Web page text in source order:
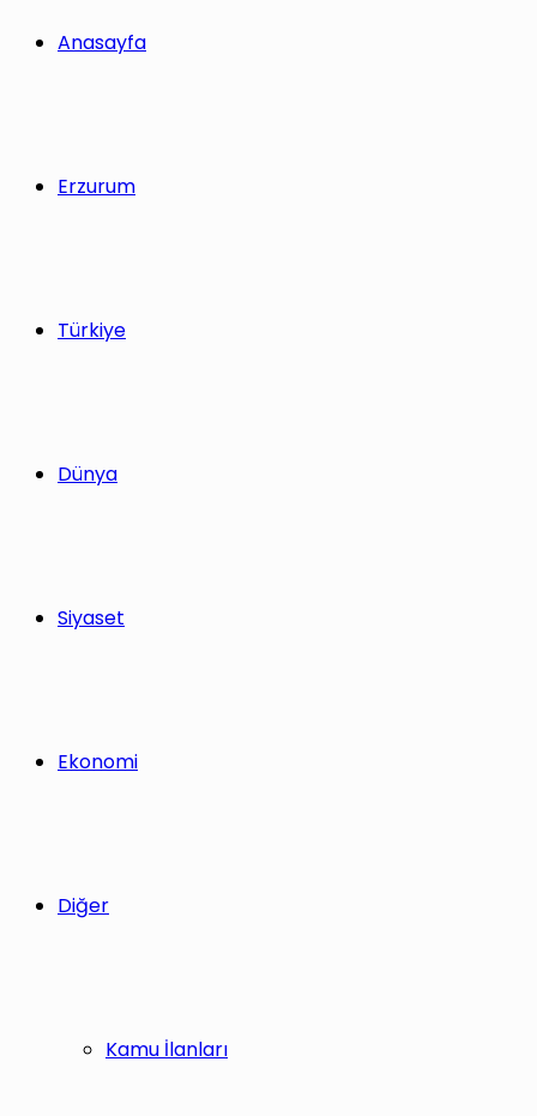
Anasayfa
Erzurum
Türkiye
Dünya
Siyaset
Ekonomi
Diğer
Kamu İlanları